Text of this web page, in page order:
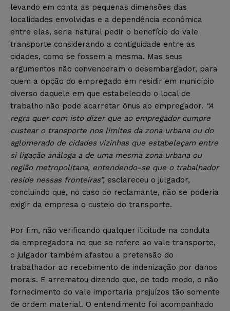
levando em conta as pequenas dimensões das
localidades envolvidas e a dependência econômica
entre elas, seria natural pedir o benefício do vale
transporte considerando a contiguidade entre as
cidades, como se fossem a mesma. Mas seus
argumentos não convenceram o desembargador, para
quem a opção do empregado em residir em município
diverso daquele em que estabelecido o local de
trabalho não pode acarretar ônus ao empregador. “A
regra quer com isto dizer que ao empregador cumpre
custear o transporte nos limites da zona urbana ou do
aglomerado de cidades vizinhas que estabeleçam entre
si ligação análoga a de uma mesma zona urbana ou
região metropolitana, entendendo-se que o trabalhador
reside nessas fronteiras”, esclareceu o julgador,
concluindo que, no caso do reclamante, não se poderia
exigir da empresa o custeio do transporte.
Por fim, não verificando qualquer ilicitude na conduta
da empregadora no que se refere ao vale transporte,
o julgador também afastou a pretensão do
trabalhador ao recebimento de indenização por danos
morais. E arrematou dizendo que, de todo modo, o não
fornecimento do vale importaria prejuízos tão somente
de ordem material. O entendimento foi acompanhado